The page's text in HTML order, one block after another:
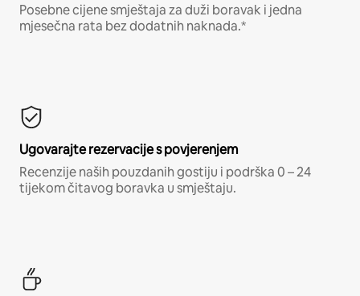
Posebne cijene smještaja za duži boravak i jedna
mjesečna rata bez dodatnih naknada.*
Ugovarajte rezervacije s povjerenjem
Recenzije naših pouzdanih gostiju i podrška 0 – 24
tijekom čitavog boravka u smještaju.